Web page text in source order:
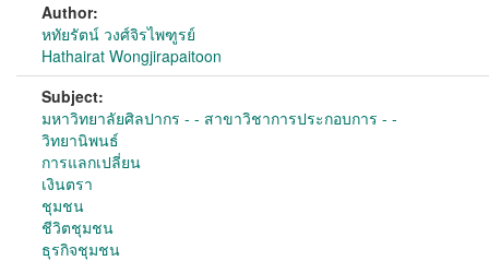
Author:
หทัยรัตน์ วงศ์จิรไพฑูรย์
Hathairat Wongjirapaitoon
Subject:
มหาวิทยาลัยศิลปากร - - สาขาวิชาการประกอบการ - -
วิทยานิพนธ์
การแลกเปลี่ยน
เงินตรา
ชุมชน
ชีวิตชุมชน
ธุรกิจชุมชน